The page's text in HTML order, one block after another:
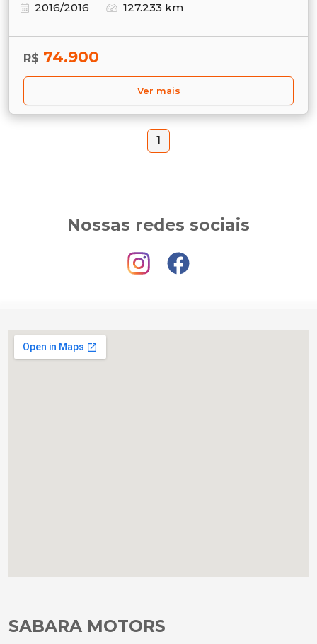
2016/2016
127.233 km
R$ 74.900
Ver mais
1
Nossas redes sociais
SABARA MOTORS